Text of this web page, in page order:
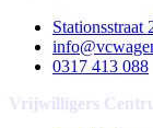
0317 413 088
Vrijwilligers